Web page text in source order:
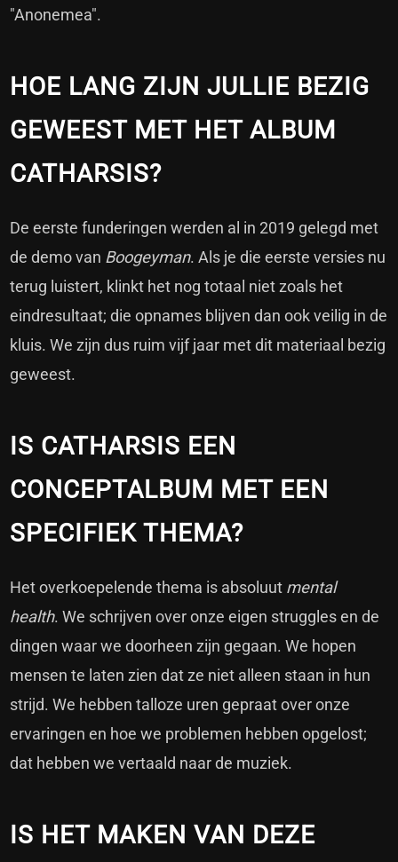
"Anonemea".
HOE LANG ZIJN JULLIE BEZIG
GEWEEST MET HET ALBUM
CATHARSIS?
De eerste funderingen werden al in 2019 gelegd met
de demo van Boogeyman. Als je die eerste versies nu
terug luistert, klinkt het nog totaal niet zoals het
eindresultaat; die opnames blijven dan ook veilig in de
kluis. We zijn dus ruim vijf jaar met dit materiaal bezig
geweest.
IS CATHARSIS EEN
CONCEPTALBUM MET EEN
SPECIFIEK THEMA?
Het overkoepelende thema is absoluut mental
health. We schrijven over onze eigen struggles en de
dingen waar we doorheen zijn gegaan. We hopen
mensen te laten zien dat ze niet alleen staan in hun
strijd. We hebben talloze uren gepraat over onze
ervaringen en hoe we problemen hebben opgelost;
dat hebben we vertaald naar de muziek.
IS HET MAKEN VAN DEZE